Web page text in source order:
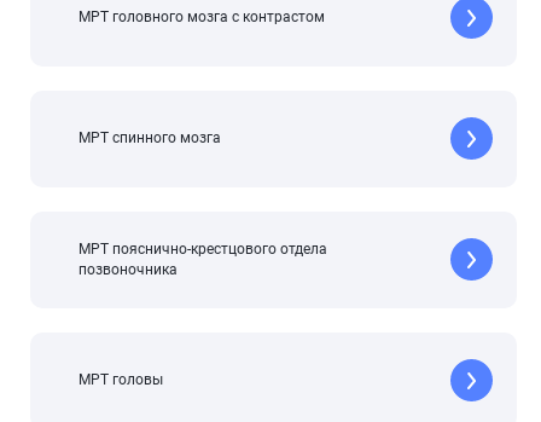
МРТ головного мозга с контрастом
МРТ спинного мозга
МРТ пояснично-крестцового отдела
позвоночника
МРТ головы